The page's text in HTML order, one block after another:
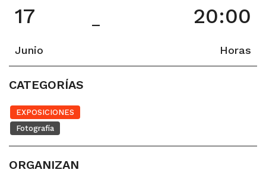
17
Junio
– 20:00
Horas
CATEGORÍAS
EXPOSICIONES
Fotografía
ORGANIZAN